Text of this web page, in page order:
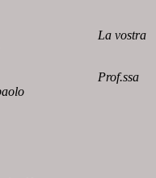
La vostra